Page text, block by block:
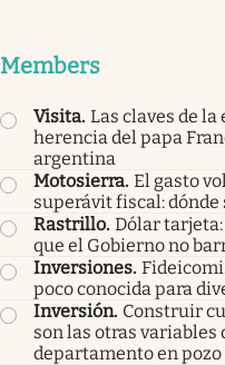
Members
Visita. Las claves de la
herencia del papa
argentina
Motosierra. El gasto
superávit fiscal: dónde
Rastrillo. Dólar tarjeta:
que el Gobierno no
Inversiones.
poco conocida para
Inversión. Construir
son las otras variables
departamento en pozo